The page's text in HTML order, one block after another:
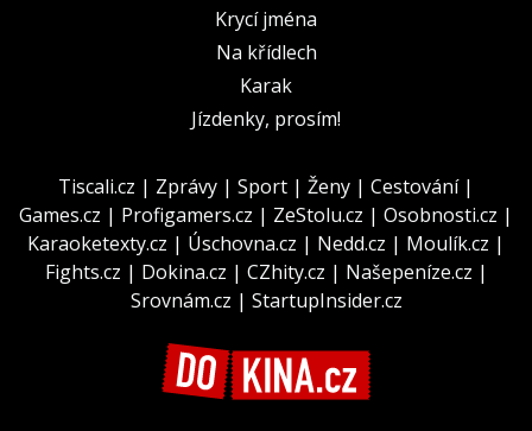
Krycí jména
Na křídlech
Karak
Jízdenky, prosím!
Tiscali.cz | Zprávy | Sport | Ženy | Cestování|
Games.cz | Profigamers.cz | ZeStolu.cz | Osobnosti.cz |
Karaoketexty.cz | Úschovna.cz | Nedd.cz | Moulík.cz |
Fights.cz | Dokina.cz | CZhity.cz | Našepeníze.cz |
Srovnám.cz | StartupInsider.cz